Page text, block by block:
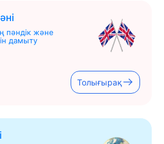
пәндік және
дамыту
Толығырақ